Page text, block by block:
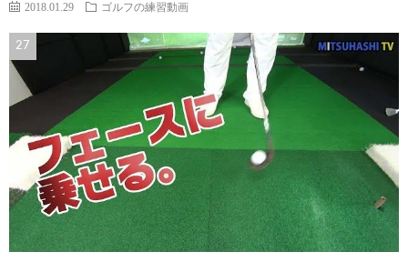
2018.01.29 ゴルフの練習動画